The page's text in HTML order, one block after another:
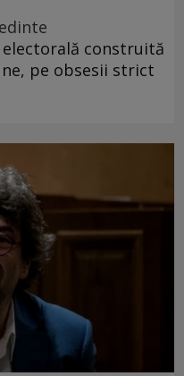
construită
pe obsesii strict